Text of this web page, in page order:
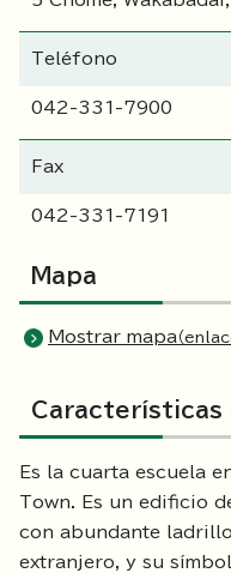
Teléfono
042-331-7900
Fax
042-331-7191
Mapa
Mostrar mapa（
Características
Es la cuarta escuela
Town. Es un edificio
con abundante
extranjero, y su